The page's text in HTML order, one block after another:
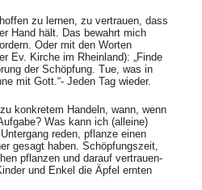
zu lernen, zu vertrauen, dass
Hand hält. Das bewahrt mich
Oder mit den Worten
Ev. Kirche im Rheinland): „Finde
der Schöpfung. Tue, was in
mit Gott.“- Jeden Tag wieder.
konkretem Handeln, wann, wenn
Was kann ich (alleine)
reden, pflanze einen
gesagt haben. Schöpfungszeit,
pflanzen und darauf vertrauen-
und Enkel die Äpfel ernten